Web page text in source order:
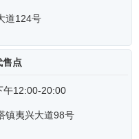
道124号
售点
午12:00-20:00
镇夷兴大道98号